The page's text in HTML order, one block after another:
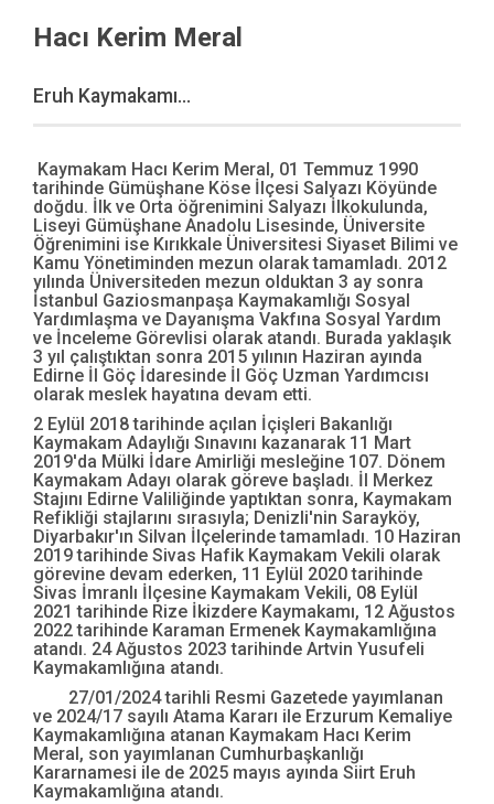
Hacı Kerim Meral
Eruh Kaymakamı...
Kaymakam Hacı Kerim Meral, 01 Temmuz 1990
tarihinde Gümüşhane Köse İlçesi Salyazı Köyünde
doğdu. İlk ve Orta öğrenimini Salyazı İlkokulunda,
Liseyi Gümüşhane Anadolu Lisesinde, Üniversite
Öğrenimini ise Kırıkkale Üniversitesi Siyaset Bilimi ve
Kamu Yönetiminden mezun olarak tamamladı. 2012
yılında Üniversiteden mezun olduktan 3 ay sonra
İstanbul Gaziosmanpaşa Kaymakamlığı Sosyal
Yardımlaşma ve Dayanışma Vakfına Sosyal Yardım
ve İnceleme Görevlisi olarak atandı. Burada yaklaşık
3 yıl çalıştıktan sonra 2015 yılının Haziran ayında
Edirne İl Göç İdaresinde İl Göç Uzman Yardımcısı
olarak meslek hayatına devam etti.
2 Eylül 2018 tarihinde açılan İçişleri Bakanlığı
Kaymakam Adaylığı Sınavını kazanarak 11 Mart
2019'da Mülki İdare Amirliği mesleğine 107. Dönem
Kaymakam Adayı olarak göreve başladı. İl Merkez
Stajını Edirne Valiliğinde yaptıktan sonra, Kaymakam
Refikliği stajlarını sırasıyla; Denizli'nin Sarayköy,
Diyarbakır'ın Silvan İlçelerinde tamamladı. 10 Haziran
2019 tarihinde Sivas Hafik Kaymakam Vekili olarak
görevine devam ederken, 11 Eylül 2020 tarihinde
Sivas İmranlı İlçesine Kaymakam Vekili, 08 Eylül
2021 tarihinde Rize İkizdere Kaymakamı, 12 Ağustos
2022 tarihinde Karaman Ermenek Kaymakamlığına
atandı. 24 Ağustos 2023 tarihinde Artvin Yusufeli
Kaymakamlığına atandı.
27/01/2024 tarihli Resmi Gazetede yayımlanan
ve 2024/17 sayılı Atama Kararı ile Erzurum Kemaliye
Kaymakamlığına atanan Kaymakam Hacı Kerim
Meral, son yayımlanan Cumhurbaşkanlığı
Kararnamesi ile de 2025 mayıs ayında Siirt Eruh
Kaymakamlığına atandı.